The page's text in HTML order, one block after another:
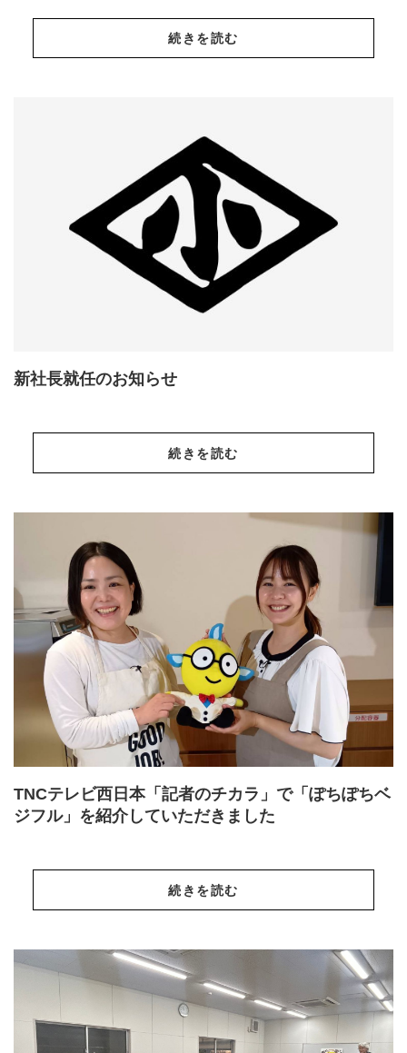
続きを読む
新社長就任のお知らせ
続きを読む
TNCテレビ西日本「記者のチカラ」で「ぽちぽちベ
ジフル」を紹介していただきました
続きを読む